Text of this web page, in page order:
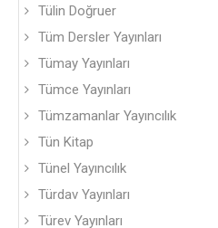
Tülin Doğruer
Tüm Dersler Yayınları
Tümay Yayınları
Tümce Yayınları
Tümzamanlar Yayıncılık
Tün Kitap
Tünel Yayıncılık
Türdav Yayınları
Türev Yayınları